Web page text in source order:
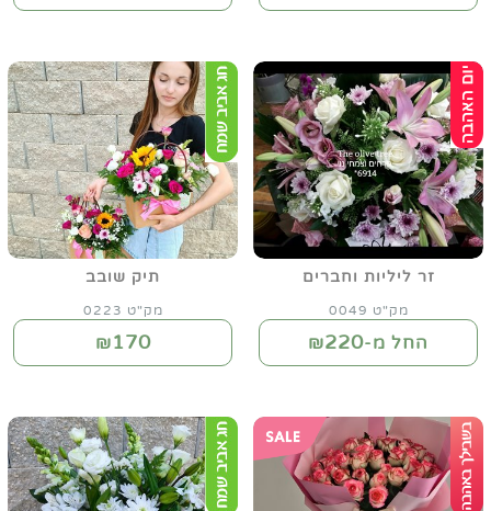
זר ליליות וחברים
מק"ט 0049
החל מ-₪220
תיק שובב
מק"ט 0223
₪170